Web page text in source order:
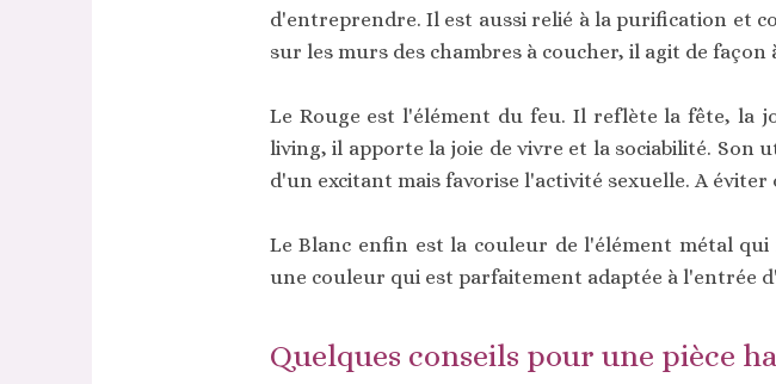
d'entreprendre. Il est aussi relié à la purification et
sur les murs des chambres à coucher, il agit de
Le Rouge est l'élément du feu. Il reflète la fête, la
living, il apporte la joie de vivre et la sociabilité. Son
d'un excitant mais favorise l'activité sexuelle. A éviter
Le Blanc enfin est la couleur de l'élément métal
une couleur qui est parfaitement adaptée à l'entrée
Quelques conseils pour une pièce